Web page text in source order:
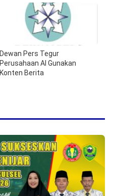
Dewan Pers Tegur
Perusahaan AI Gunakan
Konten Berita